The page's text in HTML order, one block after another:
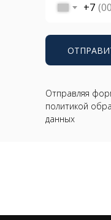
+7
Отправляя
политикой
данных